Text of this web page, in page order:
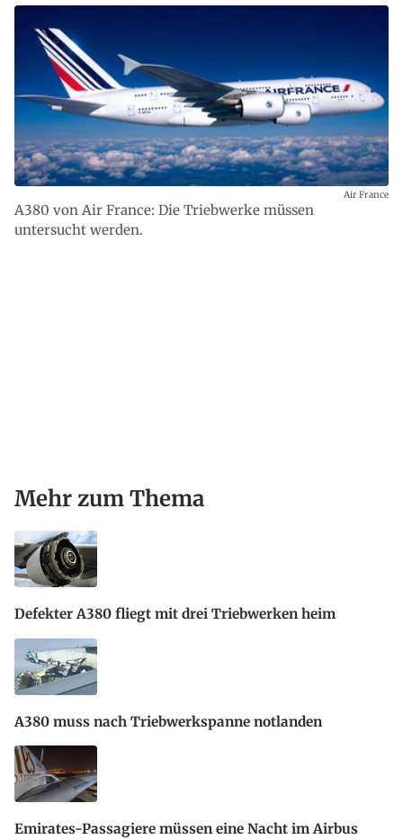
A380 von Air France: Die Triebwerke müssen
untersucht werden.
Air France
Mehr zum Thema
Defekter A380 fliegt mit drei Triebwerken heim
A380 muss nach Triebwerkspanne notlanden
Emirates-Passagiere müssen eine Nacht im Airbus